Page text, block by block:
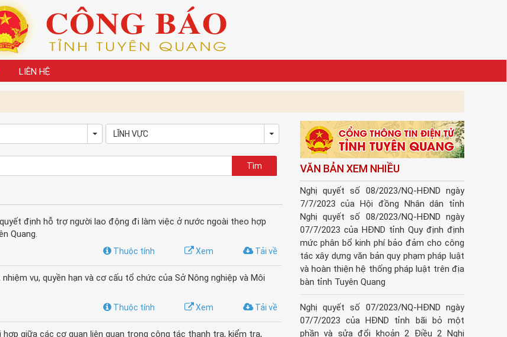
LIÊN HỆ
Toggle Dropdown
LĨNH VỰC Toggle Dropdown
định hỗ trợ người lao động đi làm việc ở nước ngoài theo hợp
Quang.
Tải về
Xem
Thuộc tính
vụ, quyền hạn và cơ cấu tổ chức của Sở Nông nghiệp và Môi
Tải về
Xem
Thuộc tính
giữa các cơ quan liên quan trong công tác thanh tra, kiểm tra,
VĂN BẢN XEM NHIỀU
Nghị quyết số 08/2023/NQ-HĐND ngày
7/7/2023 của Hội đồng Nhân dân tỉnh
Nghị quyết số 08/2023/NQ-HĐND ngày
07/7/2023 của HĐND tỉnh Quy định định
mức phân bổ kinh phí bảo đảm cho công
tác xây dựng văn bản quy phạm pháp luật
và hoàn thiện hệ thống pháp luật trên địa
bàn tỉnh Tuyên Quang
Nghị quyết số 07/2023/NQ-HĐND ngày
07/7/2023 của HĐND tỉnh bãi bỏ một
phần và sửa đổi khoản 2 Điều 2 Nghị